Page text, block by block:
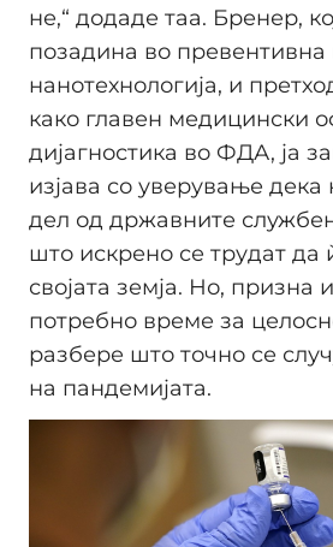
не,“ додаде таа. Бренер,
позадина во
нанотехнологија, и
како главен медицински
дијагностика во ФДА, ја
изјава со уверување дека
дел од државните
што искрено се трудат да
својата земја. Но, призна
потребно време за
разбере што точно се
на пандемијата.